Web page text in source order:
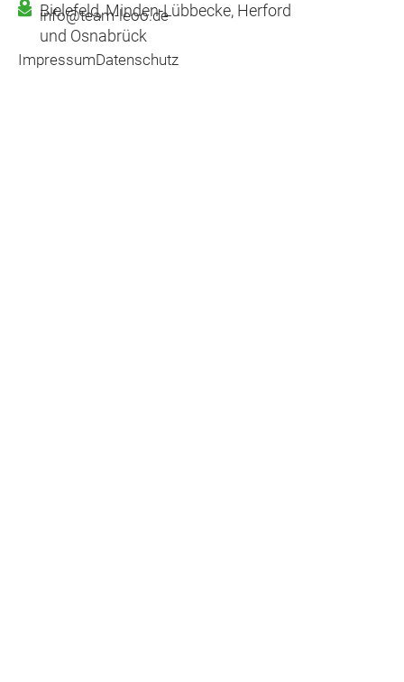
info@team-leoo.de
Bielefeld, Minden-Lübbecke, Herford
und Osnabrück
ImpressumDatenschutz